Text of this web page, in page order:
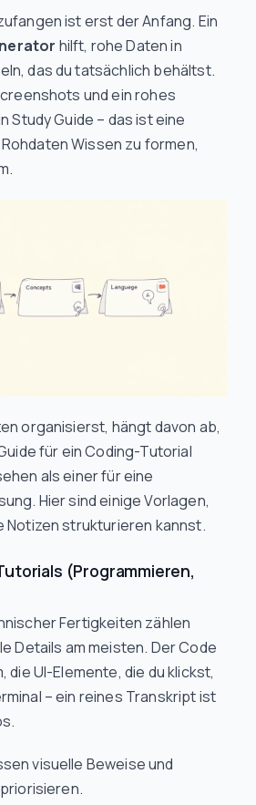
ist erst der Anfang. Ein
hilft, rohe Daten in
das du tatsächlich behältst.
und ein rohes
Study Guide – das ist eine
Wissen zu formen,
organisierst, hängt davon ab,
für ein Coding-Tutorial
als einer für eine
Hier sind einige Vorlagen,
Notizen strukturieren kannst.
(Programmieren,
Fertigkeiten zählen
Details am meisten. Der Code
die UI-Elemente, die du klickst,
– ein reines Transkript ist
visuelle Beweise und